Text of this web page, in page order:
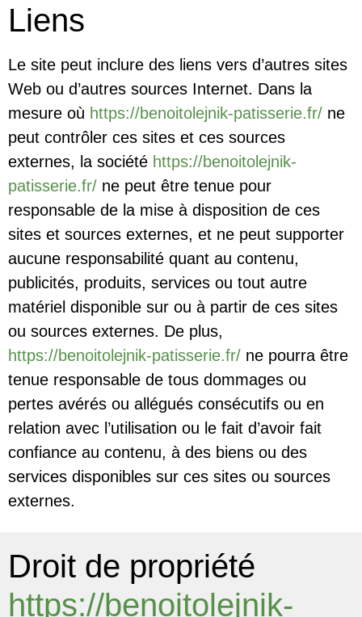
Liens
Le site peut inclure des liens vers d’autres sites
Web ou d’autres sources Internet. Dans la
mesure où https://benoitolejnik-patisserie.fr/ ne
peut contrôler ces sites et ces sources
externes, la société https://benoitolejnik-
patisserie.fr/ ne peut être tenue pour
responsable de la mise à disposition de ces
sites et sources externes, et ne peut supporter
aucune responsabilité quant au contenu,
publicités, produits, services ou tout autre
matériel disponible sur ou à partir de ces sites
ou sources externes. De plus,
https://benoitolejnik-patisserie.fr/ ne pourra être
tenue responsable de tous dommages ou
pertes avérés ou allégués consécutifs ou en
relation avec l’utilisation ou le fait d’avoir fait
confiance au contenu, à des biens ou des
services disponibles sur ces sites ou sources
externes.
Droit de propriété
https://benoitolejnik-